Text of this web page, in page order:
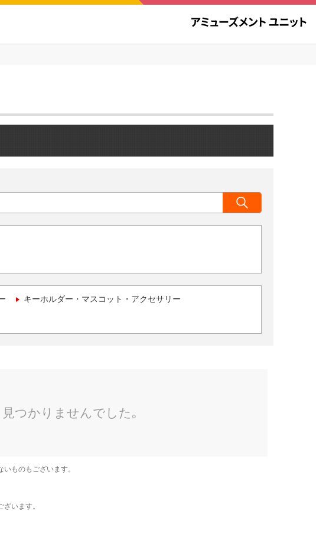
キーホルダー・マスコット・アクセサリー